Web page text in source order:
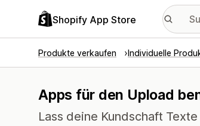
Shopify App Store
Produkte verkaufen Individuelle
Apps für den Upload
Lass deine Kundschaft